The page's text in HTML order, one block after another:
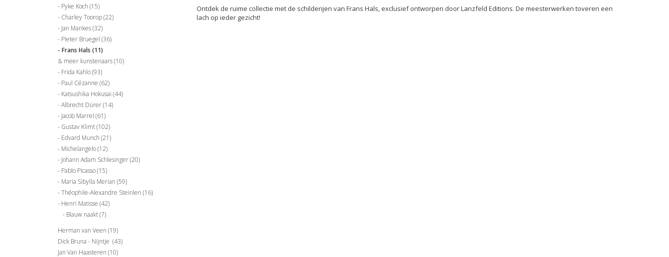
Pyke Koch (15)
Charley Toorop(22)
Jan Mankes(32)
Pieter Bruegel (36)
Frans Hals (11)
& meer kunstenaars(10)
Frida Kahlo(93)
Paul Cézanne (62)
Katsushika Hokusai (44)
Albrecht Dürer(14)
Jacob Marrel (61)
Gustav Klimt(102)
Edvard Munch (21)
Michelangelo(12)
Johann Adam Schlesinger(20)
Pablo Picasso(15)
Maria Sibylla Merian (59)
Théophile-Alexandre Steinlen (16)
Henri Matisse (42)
Blauw naakt(7)
Herman van Veen (19)
Dick Bruna - Nijntje (43)
Jan Van Haasteren (10)
Ontdek de ruime collectie met de schilderijen van Frans Hals, exclusief ontworpen door Lanzfeld Editions. De meesterwerken toveren een
lach op ieder gezicht!